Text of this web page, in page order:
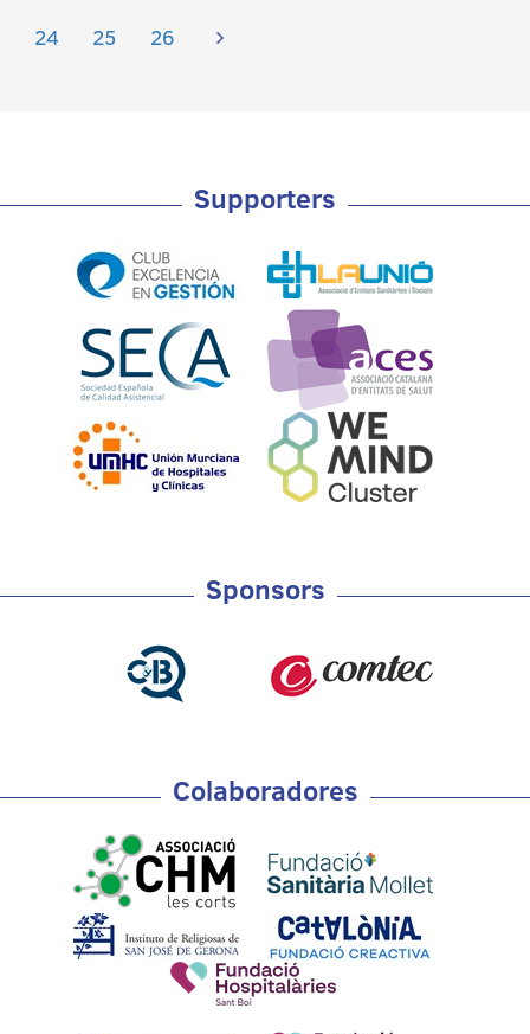
24 25 26
Supporters
Sponsors
Colaboradores